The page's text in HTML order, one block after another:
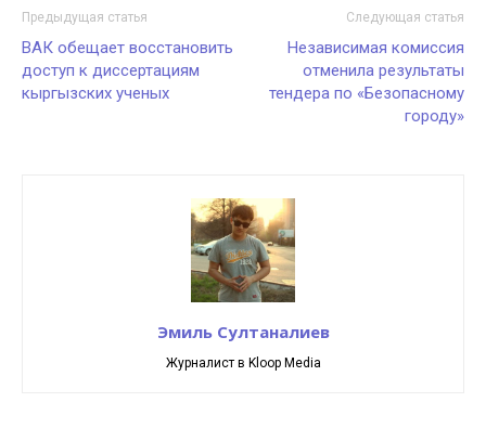
Предыдущая статья
ВАК обещает восстановить
доступ к диссертациям
кыргызских ученых
Следующая статья
Независимая комиссия
отменила результаты
тендера по «Безопасному
городу»
Эмиль Султаналиев
Журналист в Kloop Media